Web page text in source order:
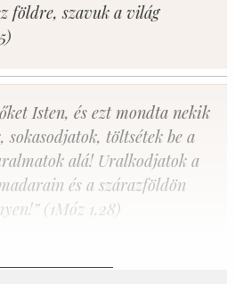
földre, szavuk a világ
Isten, és ezt mondta nekik
sokasodjatok, töltsétek be a
alá! Uralkodjatok a
és a szárazföldön
(1Móz 1,28)